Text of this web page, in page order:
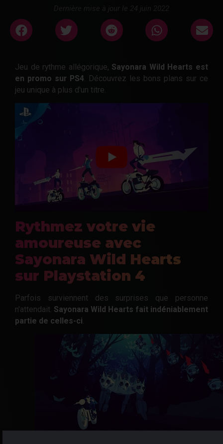
Jeu de rythme allégorique, Sayonara Wild Hearts est
en promo sur PS4. Découvrez les bons plans sur ce
jeu unique à plus d'un titre.
Rythmez votre vie
amoureuse avec
Sayonara Wild Hearts
sur Playstation 4
Parfois surviennent des surprises que personne
n'attendait. Sayonara Wild Hearts fait indéniablement
partie de celles-ci.